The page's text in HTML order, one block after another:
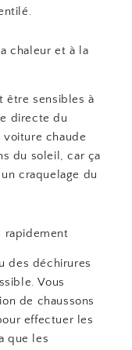
chaleur et à la
être sensibles à
directe du
voiture chaude
du soleil, car ça
craquelage du
rapidement
des déchirures
Vous
de chaussons
effectuer les
que les